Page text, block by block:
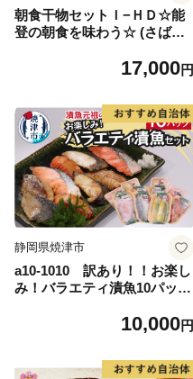
朝食干物セットＩ−ＨＤ☆能
登の朝食を味わう☆ (さば・
17,000円
静岡県焼津市
a10-1010 訳あり！！お楽し
み！バラエティ漬魚10パック
10,000円